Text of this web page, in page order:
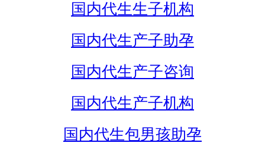
国内代生生子机构
国内代生产子助孕
国内代生产子咨询
国内代生产子机构
国内代生包男孩助孕